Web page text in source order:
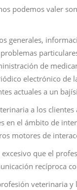
podemos valer
generales,
de
electrónico de
actuales a un
a los
en el ámbito de
motores de
que el
recíproca
veterinaria